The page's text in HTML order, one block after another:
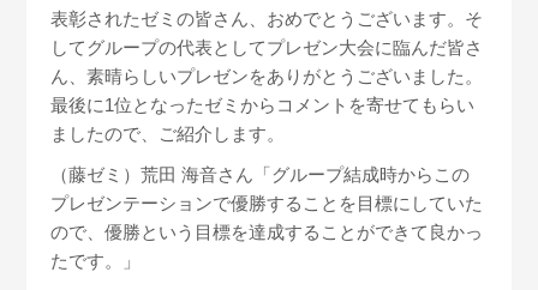
表彰されたゼミの皆さん、おめでとうございます。そ
してグループの代表としてプレゼン大会に臨んだ皆さ
ん、素晴らしいプレゼンをありがとうございました。
最後に1位となったゼミからコメントを寄せてもらい
ましたので、ご紹介します。
（藤ゼミ）荒田 海音さん「グループ結成時からこの
プレゼンテーションで優勝することを目標にしていた
ので、優勝という目標を達成することができて良かっ
たです。」